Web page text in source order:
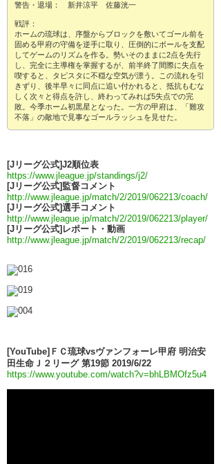
警告・退場： 新井涼平 佐藤洸一
戦評：
ホームの琉球は、序盤からブロックを敷いてゴール前を
固める甲府の守備を逆手に取り、圧倒的にボールを支配
してゲームのリズムを作る。勢いそのままに2点を先行
し、完全に主導権を掌握するが、前半終了間際に失点を
喫すると、タピスタに不穏な空気が漂う。この流れを引
きずり、後半早々に同点に追い付かれると、抵抗もむな
しく次々と得点を許し、終わってみれば5失点での完
敗。今季ホーム初黒星となった。一方の甲府は、「難攻
不落」の敵地で見事なゴールラッシュを見せた。
[Jリーグ公式]J2順位表
https://www.jleague.jp/standings/j2/
[Jリーグ公式]監督コメント
http://www.jleague.jp/match/2/2019/062213/coach/
[Jリーグ公式]選手コメント
http://www.jleague.jp/match/2/2019/062213/player/
[Jリーグ公式]レポート・動画
http://www.jleague.jp/match/2/2019/062213/recap/
[YouTube]ＦＣ琉球vsヴァンフォーレ甲府 明治安
田生命Ｊ２リーグ 第19節 2019/6/22
https://www.youtube.com/watch?v=bhLBMOfz5u4